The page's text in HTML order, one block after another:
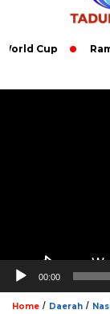
Ramadan:
00:00
Home / Daerah /